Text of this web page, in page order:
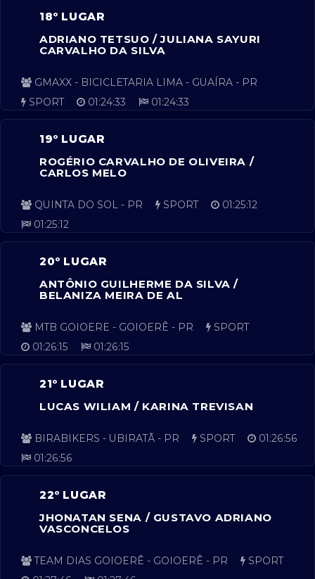
18º LUGAR
ADRIANO TETSUO / JULIANA SAYURI
CARVALHO DA SILVA
GMAXX - BICICLETARIA LIMA - GUAÍRA - PR
SPORT
01:24:33 01:24:33
19º LUGAR
ROGÉRIO CARVALHO DE OLIVEIRA /
CARLOS MELO
QUINTA DO SOL - PR SPORT
01:25:12
01:25:12
20º LUGAR
ANTÔNIO GUILHERME DA SILVA /
BELANIZA MEIRA DE AL
MTB GOIOERE - GOIOERÊ - PR
SPORT
01:26:15
01:26:15
21º LUGAR
LUCAS WILIAM / KARINA TREVISAN
BIRABIKERS - UBIRATÃ - PR SPORT
01:26:56
01:26:56
22º LUGAR
JHONATAN SENA / GUSTAVO ADRIANO
VASCONCELOS
TEAM DIAS GOIOERÊ - GOIOERÊ - PR
SPORT